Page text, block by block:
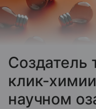
Создатель
клик-
научном